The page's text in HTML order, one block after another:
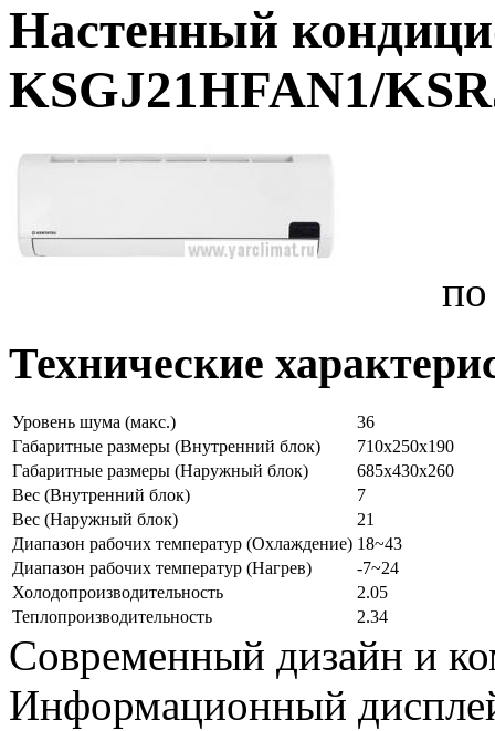
Настенный
KSGJ21HFAN1/
по
Технические
Уровень шума (макс.)
36
Габаритные размеры (Внутренний блок)
710x250x190
Габаритные размеры (Наружный блок)
685x430x260
Вес (Внутренний блок)
7
Вес (Наружный блок)
21
Диапазон рабочих температур (Охлаждение) 18~43
Диапазон рабочих температур (Нагрев)
-7~24
Холодопроизводительность
2.05
Теплопроизводительность
2.34
Современный дизайн и
Информационный